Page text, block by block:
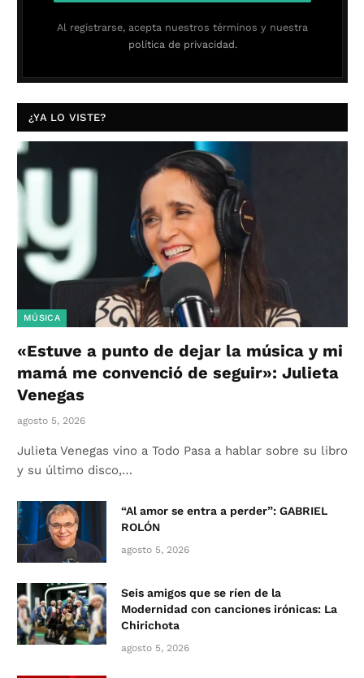
Al registrarse, acepta nuestros términos y nuestra
política de privacidad.
¿YA LO VISTE?
MÚSICA
«Estuve a punto de dejar la música y mi
mamá me convenció de seguir»: Julieta
Venegas
agosto 5, 2026
Julieta Venegas vino a Todo Pasa a hablar sobre su libro
y su último disco,…
“Al amor se entra a perder”: GABRIEL
ROLÓN
agosto 5, 2026
Seis amigos que se ríen de la
Modernidad con canciones irónicas: La
Chirichota
agosto 5, 2026